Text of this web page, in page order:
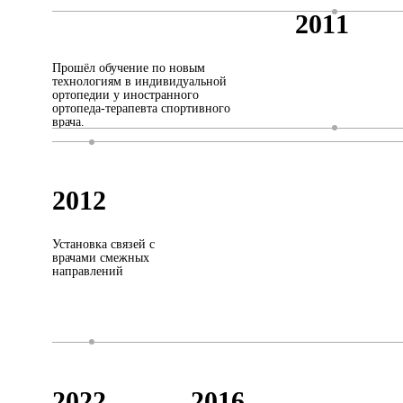
2011
Прошёл обучение по новым
технологиям в индивидуальной
ортопедии у иностранного
ортопеда-терапевта спортивного
врача.
2012
Установка связей с
врачами смежных
направлений